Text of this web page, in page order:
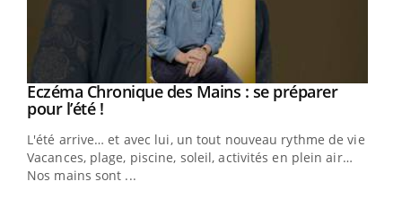
Youtube
Eczéma Chronique des Mains : se préparer
pour l’été !Youtube
L'été arrive… et avec lui, un tout nouveau rythme de vie !
Vacances, plage, piscine, soleil, activités en plein air…
Nos mains sont ...